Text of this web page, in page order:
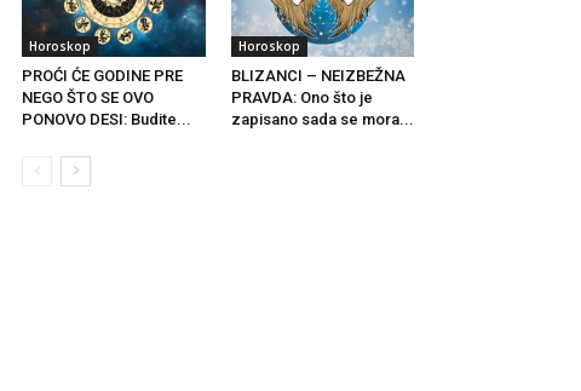
Horoskop
PROĆI ĆE GODINE PRE
NEGO ŠTO SE OVO
PONOVO DESI: Budite...
Horoskop
BLIZANCI – NEIZBEŽNA
PRAVDA: Ono što je
zapisano sada se mora...